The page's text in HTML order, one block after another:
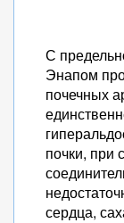
С
Энапом
почечных
почки, при
сердца,